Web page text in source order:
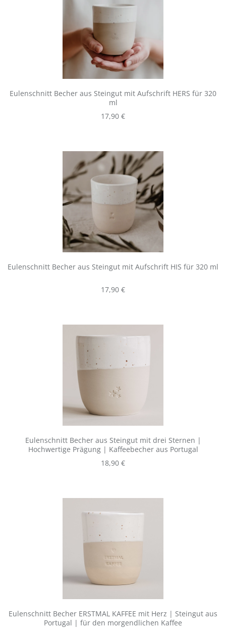
Eulenschnitt Becher aus Steingut mit Aufschrift HERS für 320
ml
Regulärer Preis:
17,90 €
Eulenschnitt Becher aus Steingut mit Aufschrift HIS für 320 ml
Regulärer Preis:
17,90 €
Eulenschnitt Becher aus Steingut mit drei Sternen |
Hochwertige Prägung | Kaffeebecher aus Portugal
Regulärer Preis:
18,90 €
Eulenschnitt Becher ERSTMAL KAFFEE mit Herz | Steingut aus
Portugal | für den morgendlichen Kaffee